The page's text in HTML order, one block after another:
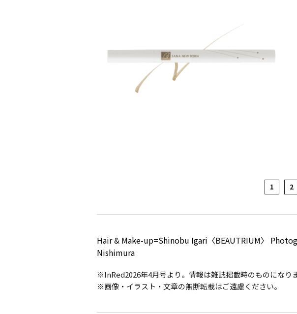
1 2
Hair & Make-up=Shinobu Igari〈BEAUTRIUM〉
Nishimura
※InRed2026年4月号より。情報は雑誌掲載時のものになりま
※画像・イラスト・文章の無断転載はご遠慮ください。